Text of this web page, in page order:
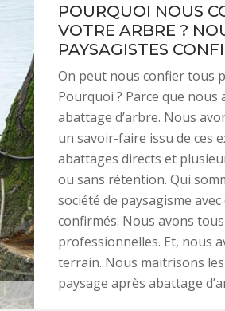
POURQUOI NOUS
VOTRE ARBRE ?
PAYSAGISTES
On peut nous confier tous
Pourquoi ? Parce que nous
abattage d’arbre. Nous
un savoir-faire issu de ces
abattages directs et
ou sans rétention. Qui
société de paysagisme
confirmés. Nous avons
professionnelles. Et, nous
terrain. Nous maitrisons
paysage après abattage